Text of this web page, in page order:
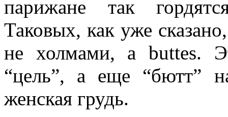
парижане так
Таковых, как уже
не холмами, a buttes.
“цель”, а еще “бютт”
женская грудь.